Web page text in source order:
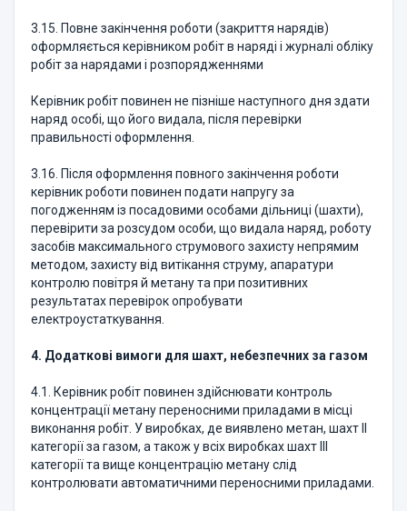
3.15. Повне закінчення роботи (закриття нарядів)
оформляється керівником робіт в наряді і журналі обліку
робіт за нарядами і розпорядженнями
Керівник робіт повинен не пізніше наступного дня здати
наряд особі, що його видала, після перевірки
правильності оформлення.
3.16. Після оформлення повного закінчення роботи
керівник роботи повинен подати напругу за
погодженням із посадовими особами дільниці (шахти),
перевірити за розсудом особи, що видала наряд, роботу
засобів максимального струмового захисту непрямим
методом, захисту від витікання струму, апаратури
контролю повітря й метану та при позитивних
результатах перевірок опробувати
електроустаткування.
4. Додаткові вимоги для шахт, небезпечних за газом
4.1. Керівник робіт повинен здійснювати контроль
концентрації метану переносними приладами в місці
виконання робіт. У виробках, де виявлено метан, шахт ІІ
категорії за газом, а також у всіх виробках шахт ІІІ
категорії та вище концентрацію метану слід
контролювати автоматичними переносними приладами.